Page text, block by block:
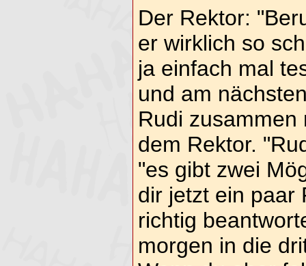
Der Rektor:
er wirklich so
ja einfach mal
und am
Rudi
dem Rektor.
"es gibt zwei
dir jetzt ein paar
richtig
morgen in die